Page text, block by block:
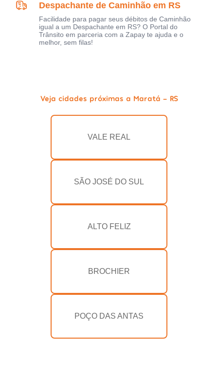
Despachante de Caminhão em RS
Facilidade para pagar seus débitos de Caminhão
igual a um Despachante em RS? O Portal do
Trânsito em parceria com a Zapay te ajuda e o
melhor, sem filas!
Veja cidades próximas a Maratá - RS
VALE REAL
SÃO JOSÉ DO SUL
ALTO FELIZ
BROCHIER
POÇO DAS ANTAS